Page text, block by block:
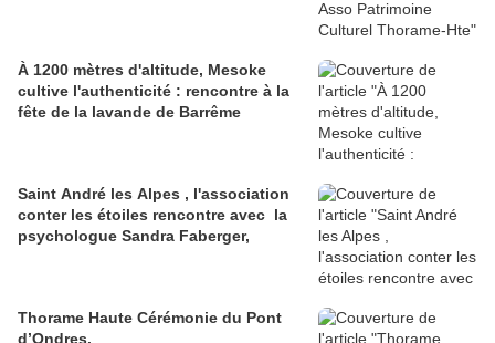
À 1200 mètres d'altitude, Mesoke
cultive l'authenticité : rencontre à la
fête de la lavande de Barrême
Saint André les Alpes , l'association
conter les étoiles rencontre avec la
psychologue Sandra Faberger,
Thorame Haute Cérémonie du Pont
d’Ondres.